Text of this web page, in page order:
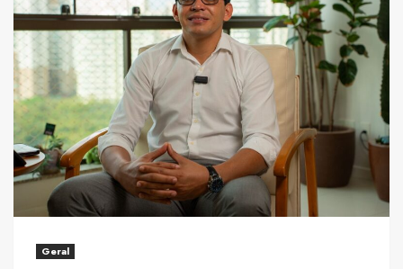
“Jovens
Sonhadores”
recebem
certificados
após
curso
de
preparação
para
nova
Geral